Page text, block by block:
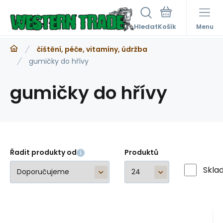
Hledat Menu
čištění, péče, vitamíny, údržba
gumičky do hřívy
gumičky do hřívy
Řadit produkty od Produktů